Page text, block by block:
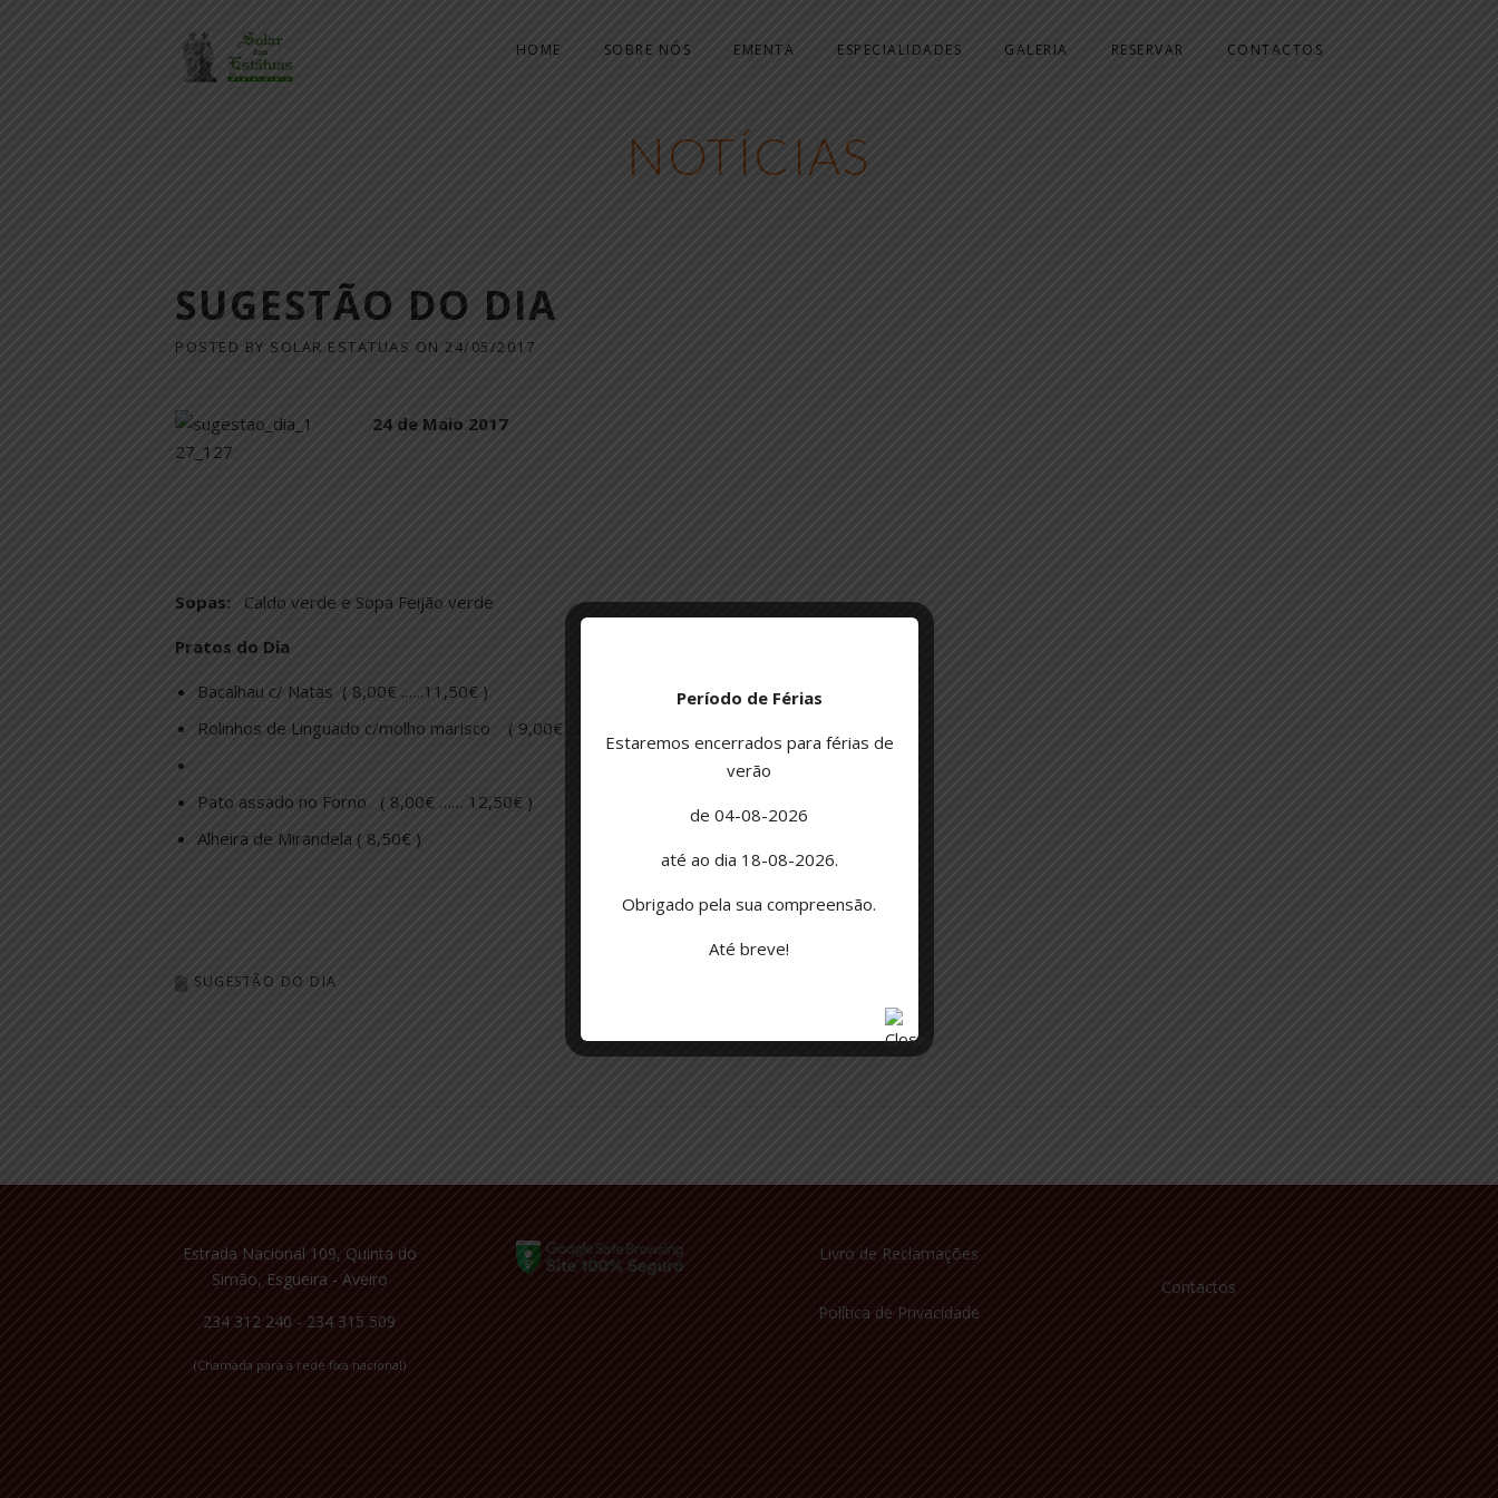
HOME SOBRE NÓS EMENTA ESPECIALIDADES GALERIA RESERVAR CONTACTOS
NOTÍCIAS
SUGESTÃO DO DIA
POSTED BY SOLAR ESTATUAS ON 24/05/2017
24 de Maio 2017
Sopas: Caldo verde e Sopa Feijão verde
Pratos do Dia
Bacalhau c/ Natas ( 8,00€ .…..11,50€ )
Rolinhos de Linguado c/molho marisco ( 9,00€ …… 15,00€ )
Pato assado no Forno ( 8,00€ …… 12,50€ )
Alheira de Mirandela ( 8,50€ )
SUGESTÃO DO DIA
Estrada Nacional 109, Quinta do
Simão, Esgueira - Aveiro
234 312 240 - 234 315 509
(Chamada para a rede fixa nacional)
Livro de Reclamações
Política de Privacidade
Contactos
Período de Férias
Estaremos encerrados para férias de
verão
de 04-08-2026
até ao dia 18-08-2026.
Obrigado pela sua compreensão.
Até breve!